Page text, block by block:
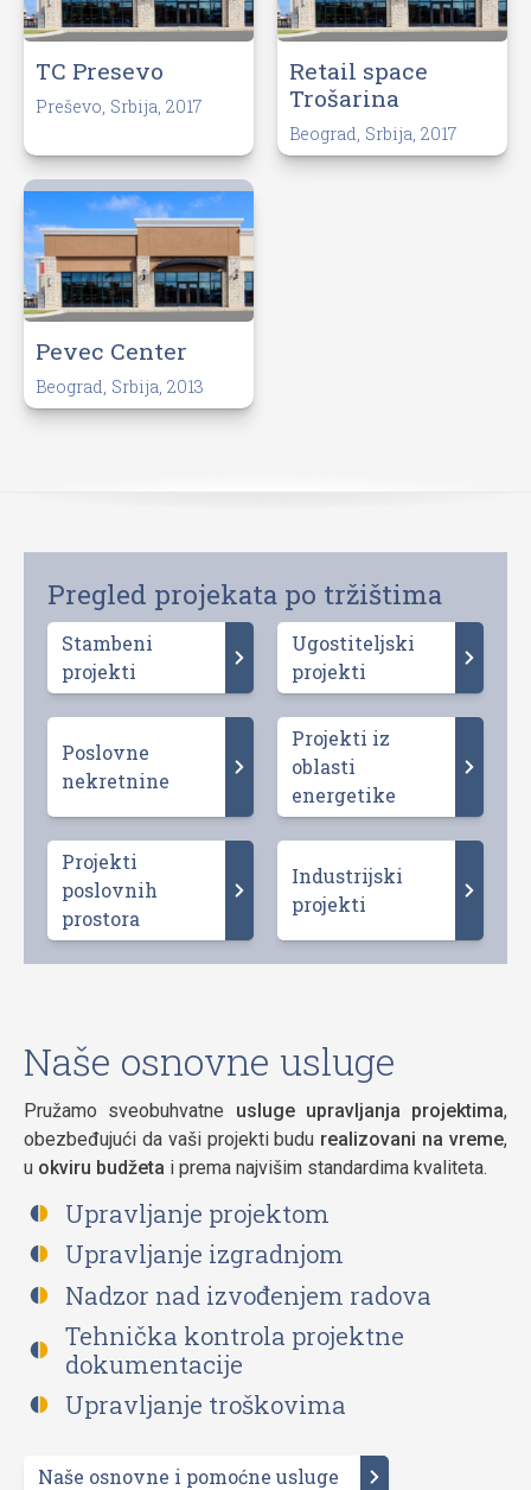
TC Presevo
Preševo, Srbija, 2017
Retail space
Trošarina
Beograd, Srbija, 2017
Pevec Center
Beograd, Srbija, 2013
Pregled projekata po tržištima
Stambeni
projekti
Ugostiteljski
projekti
Poslovne
nekretnine
Projekti iz
oblasti
energetike
Projekti
poslovnih
prostora
Industrijski
projekti
Naše osnovne usluge
Pružamo sveobuhvatne usluge upravljanja projektima,
obezbeđujući da vaši projekti budu realizovani na vreme,
u okviru budžeta i prema najvišim standardima kvaliteta.
Upravljanje projektom
Upravljanje izgradnjom
Nadzor nad izvođenjem radova
Tehnička kontrola projektne
dokumentacije
Upravljanje troškovima
Naše osnovne i pomoćne usluge